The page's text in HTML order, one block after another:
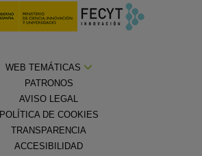
WEB TEMÁTICAS
PATRONOS
AVISO LEGAL
POLÍTICA DE COOKIES
TRANSPARENCIA
ACCESIBILIDAD